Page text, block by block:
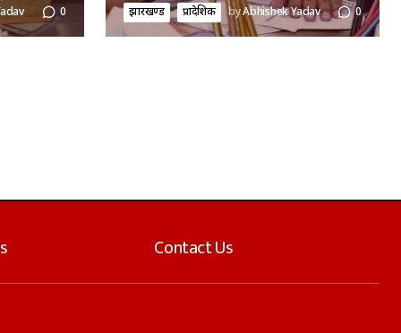
0 झारखण्ड प्रादेशिक byAbhishek Yadav 0
Contact Us